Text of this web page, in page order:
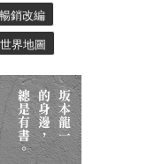
暢銷改編
世界地圖